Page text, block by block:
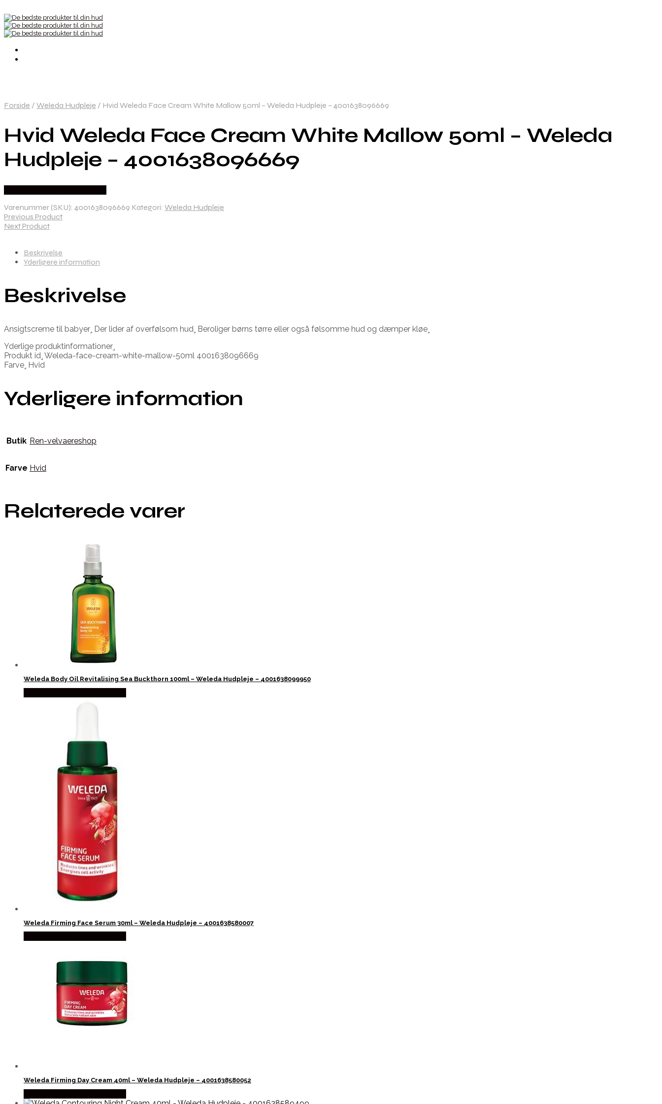
Forside / Weleda Hudpleje / Hvid Weleda Face Cream White Mallow 50ml – Weleda Hudpleje – 4001638096669
Hvid Weleda Face Cream White Mallow 50ml – Weleda
Hudpleje – 4001638096669
Varenummer (SKU): 4001638096669 Kategori: Weleda Hudpleje
Previous Product
Next Product
Beskrivelse
Yderligere information
Beskrivelse
Ansigtscreme til babyer¸ Der lider af overfølsom hud¸ Beroliger børns tørre eller også følsomme hud og dæmper kløe¸
Yderlige produktinformationer¸
Produkt id¸ Weleda-face-cream-white-mallow-50ml 4001638096669
Farve¸ Hvid
Yderligere information
Butik Ren-velvaereshop
Farve Hvid
Relaterede varer
Weleda Body Oil Revitalising Sea Buckthorn 100ml – Weleda Hudpleje – 4001638099950
Weleda Firming Face Serum 30ml – Weleda Hudpleje – 4001638580007
Weleda Firming Day Cream 40ml – Weleda Hudpleje – 4001638580052